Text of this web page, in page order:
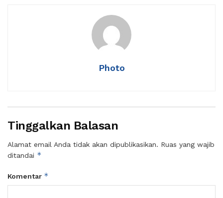
Photo
Tinggalkan Balasan
Alamat email Anda tidak akan dipublikasikan. Ruas yang wajib
ditandai *
Komentar *